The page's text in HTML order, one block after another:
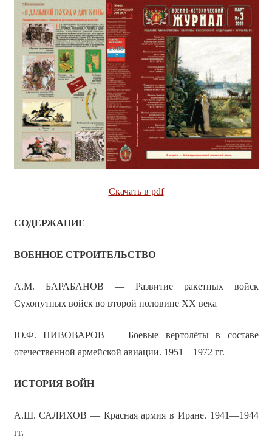
Скачать в pdf
СОДЕРЖАНИЕ
ВОЕННОЕ СТРОИТЕЛЬСТВО
А.М. БАРАБАНОВ — Развитие ракетных войск
Сухопутных войск во второй половине ХХ века
Ю.Ф. ПИВОВАРОВ — Боевые вертолёты в составе
отечественной армейской авиации. 1951—1972 гг.
ИСТОРИЯ ВОЙН
А.Ш. САЛИХОВ — Красная армия в Иране. 1941—1944
гг.